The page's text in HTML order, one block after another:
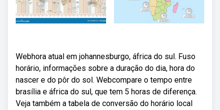
Webhora atual em johannesburgo, áfrica do sul. Fuso
horário, informações sobre a duração do dia, hora do
nascer e do pôr do sol. Webcompare o tempo entre
brasília e áfrica do sul, que tem 5 horas de diferença.
Veja também a tabela de conversão do horário local